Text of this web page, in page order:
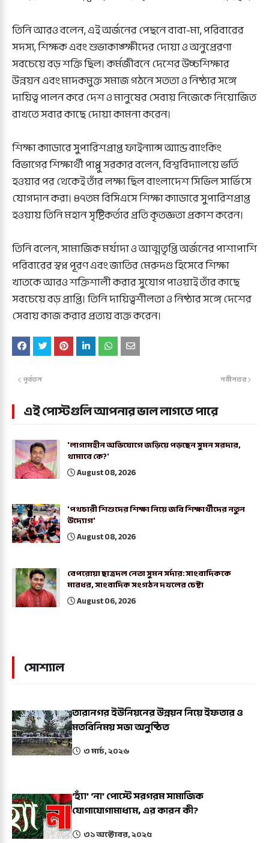
তিনি আরও বলেন, এই অর্জনের পেছনে বাবা-মা, পরিবারের
সদস্য, শিক্ষক এবং শুভাকাঙ্ক্ষীদের দোয়া ও অনুপ্রেরণা
সবচেয়ে বড় শক্তি ছিল। কর্মজীবনে দেশের উচ্চশিক্ষার
উন্নয়ন এবং মাদকমুক্ত সমাজ গঠনে সততা ও নিষ্ঠার সঙ্গে
দায়িত্ব পালন করে দেশ ও মানুষের সেবায় নিজেকে নিয়োজিত
রাখতে সবার কাছে দোয়া কামনা করেন।
শিক্ষা ক্যাডারে সুপারিশপ্রাপ্ত ফাইন্যান্স অ্যান্ড ব্যাংকিং
বিভাগের শিক্ষার্থী পাপ্পু সরকার বলেন, বিশ্ববিদ্যালয়ে ভর্তি
হওয়ার পর থেকেই তাঁর লক্ষ্য ছিল বাংলাদেশ সিভিল সার্ভিসে
যোগদান করা। ৪৭তম বিসিএসে শিক্ষা ক্যাডারে সুপারিশপ্রাপ্ত
হওয়ায় তিনি মহান সৃষ্টিকর্তার প্রতি কৃতজ্ঞতা প্রকাশ করেন।
তিনি বলেন, সামাজিক মর্যাদা ও আত্মতৃপ্তি অর্জনের পাশাপাশি
পরিবারের স্বপ্ন পূরণ এবং জাতির মেরুদণ্ড হিসেবে শিক্ষা
খাতকে আরও শক্তিশালী করার সুযোগ পাওয়াই তাঁর কাছে
সবচেয়ে বড় প্রাপ্তি। তিনি দায়িত্বশীলতা ও নিষ্ঠার সঙ্গে দেশের
সেবায় কাজ করার প্রত্যয় ব্যক্ত করেন।
নবীনতর
পূর্বতন
এই পোস্টগুলি আপনার ভাল লাগতে পারে
'লাগামহীন অভিযোগে জড়িয়ে পড়ছেন সুমন সরদার,
থামাবে কে?'
August 08, 2026
'পথচারী শিশুদের শিক্ষা নিয়ে জবি শিক্ষার্থীদের নতুন
উদ্যোগ'
August 08, 2026
বেপরোয়া ছাত্রদল নেতা সুমন সর্দার: সাংবাদিককে
মারধর, সাংবাদিক সংগঠন দখলের চেষ্টা
August 06, 2026
সোশ্যাল
তারানগর ইউনিয়নের উন্নয়ন নিয়ে ইফতার ও
মতবিনিময় সভা অনুষ্ঠিত
৩ মার্চ, ২০২৬
‘হ্যাঁ’ ‘না’ পোস্টে সরগরম সামাজিক
যোগাযোগামাধ্যম, এর কারন কী?
৩১ অক্টোবর, ২০২৫